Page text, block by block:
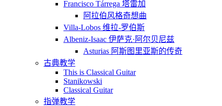
Francisco Tárrega 塔雷加
阿拉伯风格奇想曲
Villa-Lobos 维拉-罗伯斯
Albeniz-Isaac 伊萨克·阿尔贝尼兹
Asturias 阿斯图里亚斯的传奇
古典教学
This is Classical Guitar
Stanikowski
Classical Guitar
指弹教学